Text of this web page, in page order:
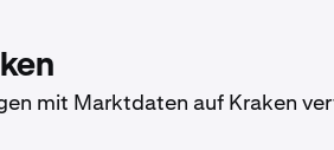
mit Marktdaten auf Kraken